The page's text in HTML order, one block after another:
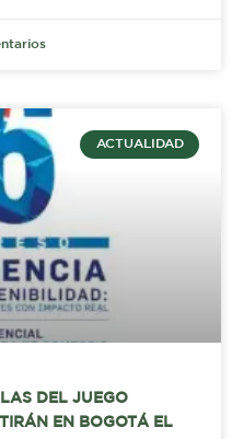
ACTUALIDAD
DEL JUEGO
EN BOGOTÁ EL